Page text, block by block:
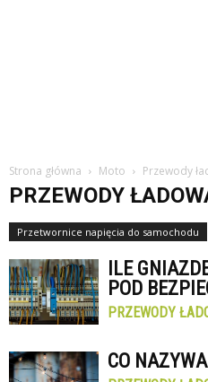
Strona główna Moto Przewody
PRZEWODY
Przetwornice napięcia do samochodu
ILE
POD
PRZEWODY
CO